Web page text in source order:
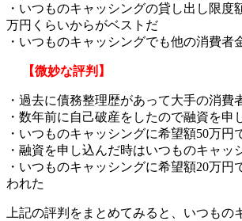
・いつものキャッシングの貸し出し限
万円くらいからがベストだ
・いつものキャッシングでも他の消費
【微妙な評判】
・過去に債務整理歴があって大手の消
・数年前に自己破産をしたので融資を
・いつものキャッシングに希望額50万
・融資を申し込んだ時はいつものキャ
・いつものキャッシングに希望額20万
われた
上記の評判をまとめてみると、いつもの